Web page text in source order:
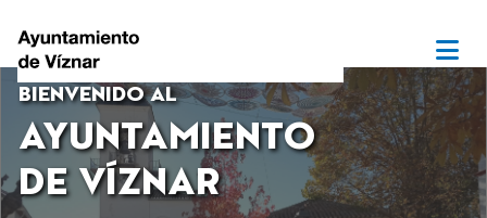
BIENVENIDO AL
AYUNTAMIENTO
DE VÍZNAR